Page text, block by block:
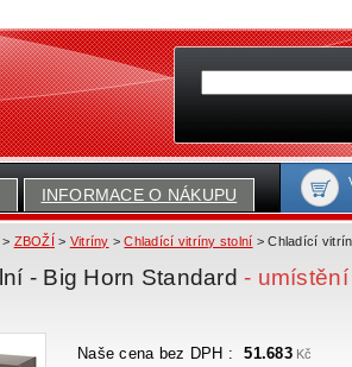
INFORMACE O NÁKUPU
> ZBOŽÍ > Vitríny >Chladící vitríny stolní > Chladící
- Big Horn Standard-
Naše cena bez DPH : 51.683Kč